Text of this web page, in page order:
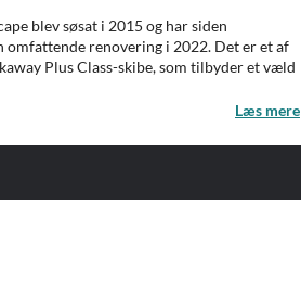
blev søsat i 2015 og har siden
omfattende renovering i 2022. Det er et af
Plus Class-skibe, som tilbyder et væld
Læs mere